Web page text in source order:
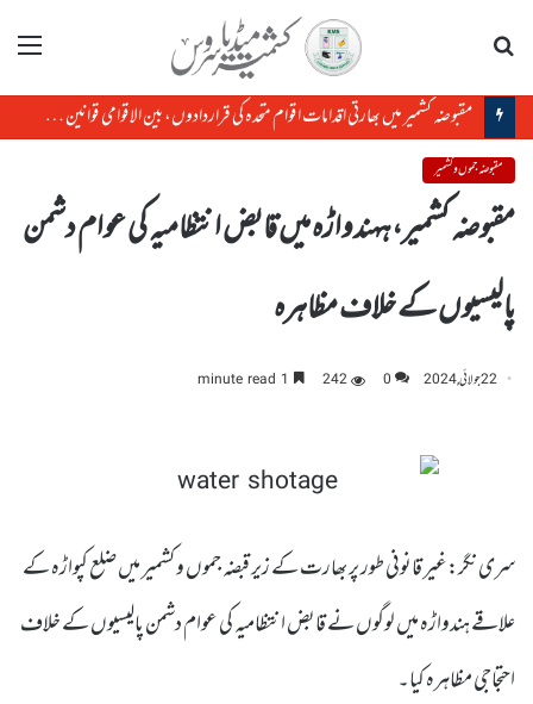
مینو
مقبوضہ کشمیر میں بھارتی اقدامات اقوام متحدہ کی قراردادوں، بین الاقوامی قوانین کے منافی ہیں،رضوان سعید شیخ
مقبوضہ جموں و کشمیر
مقبوضہ کشمیر،ہہندواڑہ میں قابض انتظامیہ کی عوام دشمن
پالیسیوں کے خلاف مظاہرہ
22 جولائی, 2024 0
242
سری نگر:غیر قانونی طور پر بھارت کے زیر قبضہ جموں و کشمیر میں ضلع کپواڑہ کے
علاقے ہندواڑہ میں لوگوں نے قابض انتظامیہ کی عوام دشمن پالیسیوں کے خلاف
احتجاجی مظاہرہ کیا۔